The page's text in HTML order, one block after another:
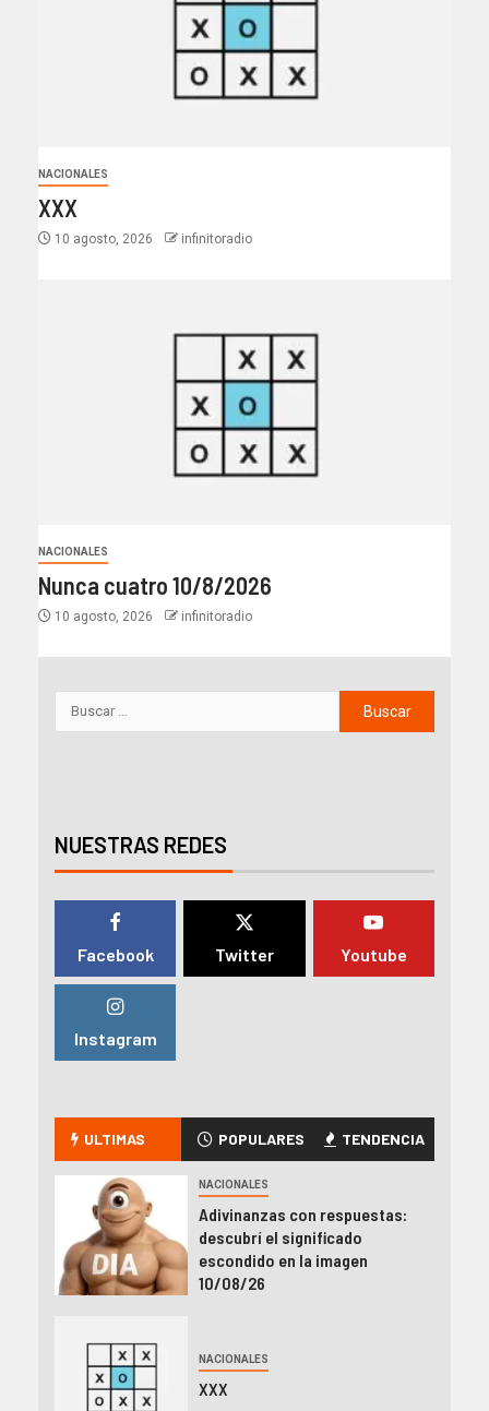
NACIONALES
XXX
10 agosto, 2026 infinitoradio
NACIONALES
Nunca cuatro 10/8/2026
10 agosto, 2026 infinitoradio
NUESTRAS REDES
Facebook Twitter Youtube
Instagram
ULTIMAS POPULARES TENDENCIA
NACIONALES
Adivinanzas con respuestas:
descubrí el significado
escondido en la imagen
10/08/26
NACIONALES
XXX